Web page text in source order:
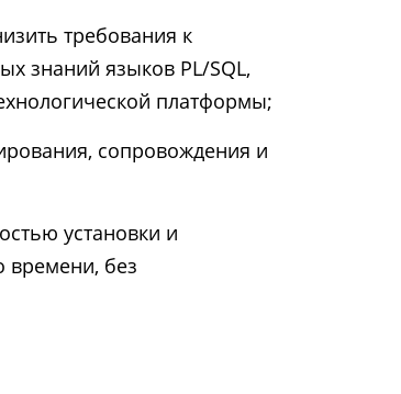
требования к
знаний языков PL/SQL,
платформы;
сопровождения и
установки и
времени, без